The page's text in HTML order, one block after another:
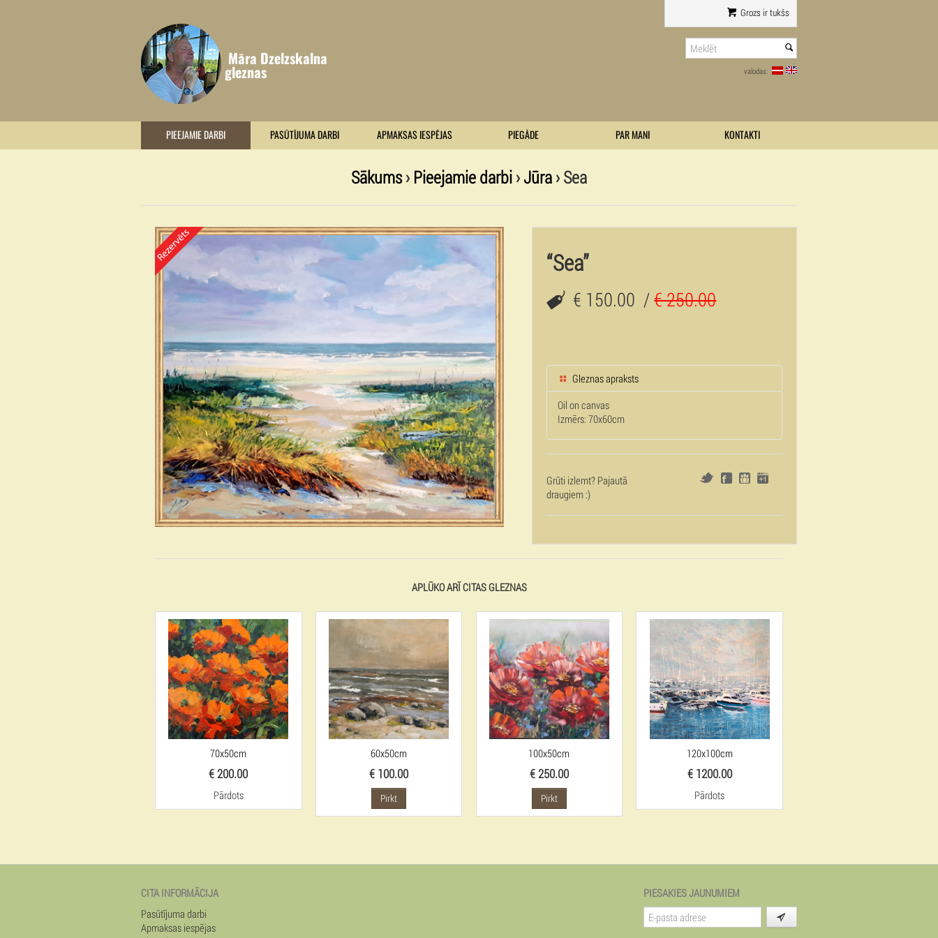
Grozs ir tukšs
Māra Dzelzskalna
gleznas valodas:
PIEEJAMIE DARBI PASŪTĪJUMA DARBI APMAKSAS IESPĒJAS PIEGĀDE PAR MANI KONTAKTI
Sākums› Pieejamie darbi›Jūra› Sea
“Sea”
€ 150.00 /€ 250.00
Gleznas apraksts
Oil on canvas
Izmērs: 70x60cm
Grūti izlemt? Pajautā
draugiem :)
APLŪKO ARĪ CITAS GLEZNAS
70x50cm
€ 200.00
Pārdots
60x50cm
€ 100.00
Pirkt
100x50cm
€ 250.00
Pirkt
120x100cm
€ 1200.00
Pārdots
CITA INFORMĀCIJA
Pasūtījuma darbi
Apmaksas iespējas
PIESAKIES JAUNUMIEM